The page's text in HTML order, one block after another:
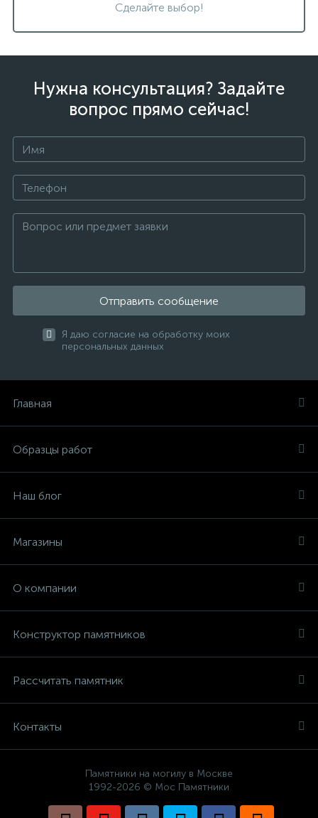
Сделайте выбор!
Нужна консультация? Задайте
вопрос прямо сейчас!
Отправить сообщение
Я даю согласие на обработку моих
персональных данных
Главная
Образцы работ
Наш блог
Магазины
О компании
Конструктор памятников
Рассчитать памятник
Контакты
Памятники на могилу в Москве
1992-2026 © Мос Памятники